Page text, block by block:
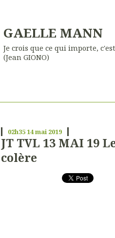
GAELLE MANN
Je crois que ce qui importe,
(Jean GIONO)
02h3514mai 2019
JT TVL 13 MAI 19
colère